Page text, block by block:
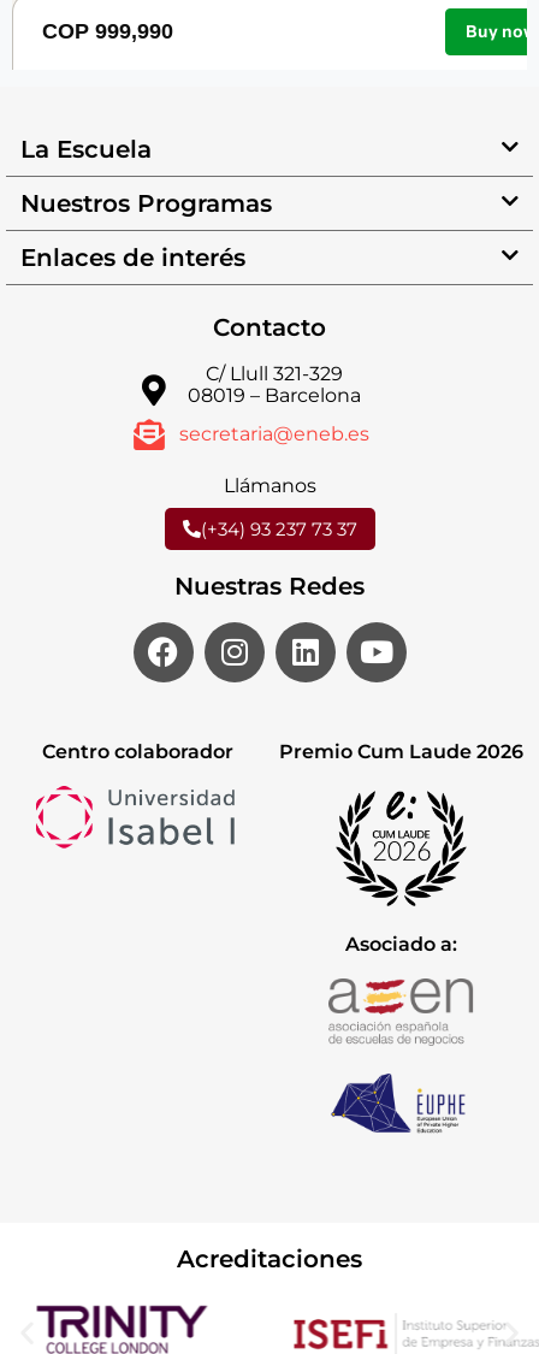
La Escuela
Nuestros Programas
Enlaces de interés
Contacto
C/ Llull 321-329
08019 – Barcelona
secretaria@eneb.es
Llámanos
(+34) 93 237 73 37
Nuestras Redes
Centro colaborador Premio Cum Laude 2026
Asociado a:
Acreditaciones